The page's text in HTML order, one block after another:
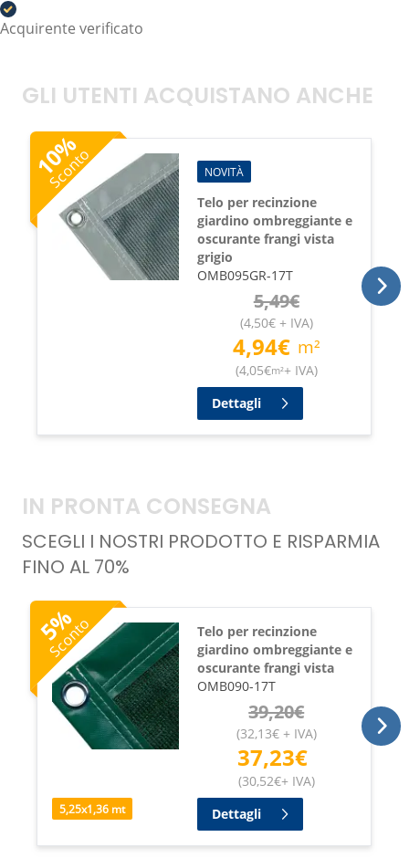
Acquirente verificato
GLI UTENTI ACQUISTANO ANCHE
10
%
Sconto NOVITÀ
Telo per recinzione
giardino ombreggiante e
oscurante frangi vista
grigio
OMB095GR-17T
5,49€
(4,50€+ IVA)
4,94€ m²
(4,05€m²+ IVA)
Dettagli
IN PRONTA CONSEGNA
SCEGLI I NOSTRI PRODOTTO E RISPARMIA
FINO AL 70%
5
%
Sconto
5,25x1,36 mt
Telo per recinzione
giardino ombreggiante e
oscurante frangi vista
OMB090-17T
39,20€
(32,13€+ IVA)
37,23€
(30,52€+ IVA)
Dettagli